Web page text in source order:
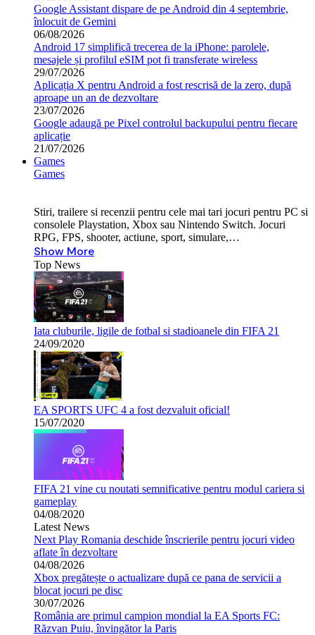
Google Assistant dispare de pe Android din 4 septembrie,
înlocuit de Gemini
06/08/2026
Android 17 simplifică trecerea de la iPhone: parolele,
mesajele și profilul eSIM pot fi transferate wireless
29/07/2026
Aplicația X pentru Android a fost rescrisă de la zero, după
aproape un an de dezvoltare
23/07/2026
Google adaugă pe Pixel controlul backupului pentru fiecare
aplicație
21/07/2026
Games
Games
Stiri, trailere si recenzii pentru cele mai tari jocuri pentru PC si
consolele Playstation, Xbox sau Nintendo Switch. Jocuri
RPG, FPS, shooter, actiune, sport, simulare,…
Show More
Top News
Iata cluburile, ligile de fotbal si stadioanele din FIFA 21
24/09/2020
EA SPORTS UFC 4 a fost dezvaluit oficial!
15/07/2020
FIFA 21 vine cu noutati semnificative pentru modul cariera si
gameplay
04/08/2020
Latest News
Next Play Romania deschide înscrierile pentru jocuri video
aflate în dezvoltare
04/08/2026
Xbox pregătește o actualizare după ce pana de servicii a
blocat jocuri pe disc
30/07/2026
România are primul campion mondial la EA Sports FC:
Răzvan Puiu, învingător la Paris